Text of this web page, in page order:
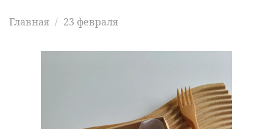
Главная 23 февраля